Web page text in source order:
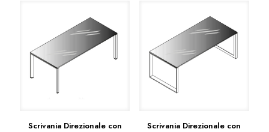
Scrivania Direzionale con
Scrivania Direzionale con